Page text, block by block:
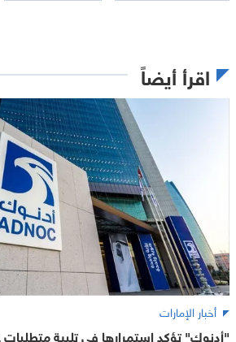
اقرأ أيضاً
أخبار الإمارات
"أدنوك" تؤكد استمرارها في تلبية متطلبات